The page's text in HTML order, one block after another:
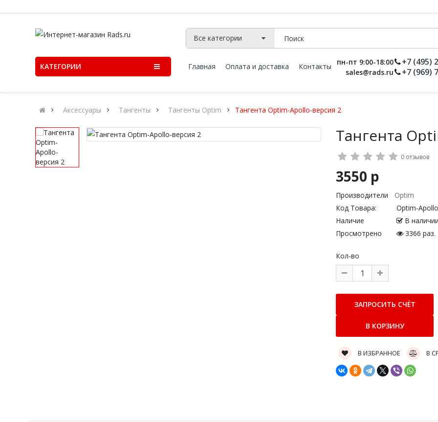
КАТЕГОРИИ Главная Оплата и доставка Контакты
пн-пт 9:00-18:00
sales@rads.ru
+7 (495)
+7 (969)
Аксессуары Тангенты Тангенты Optim Тангента Optim-Apollo-версия 2
Тангента
0 отзывов
3550 р
Производители
Optim
Код Товара:
Optim-
Наличие
В наличии
Просмотрено
3366 раз.
Кол-во
В ИЗБРАННОЕ В